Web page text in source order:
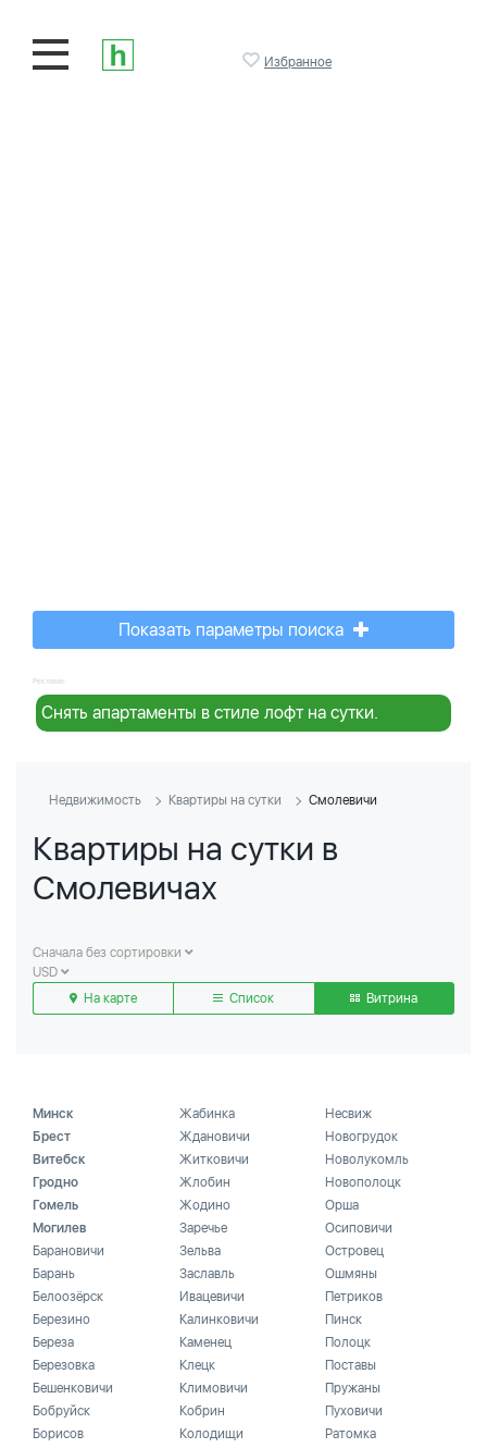
Избранное
Показать параметры поиска
Реклама:
Снять апартаменты в стиле лофт на сутки.
Недвижимость Квартиры на сутки Смолевичи
Квартиры на сутки в
Смолевичах
Сначала без сортировки
USD
На карте
Список Витрина
Минск
Брест
Витебск
Гродно
Гомель
Могилев
Барановичи
Барань
Белоозёрск
Березино
Береза
Березовка
Бешенковичи
Бобруйск
Борисов
Жабинка
Ждановичи
Житковичи
Жлобин
Жодино
Заречье
Зельва
Заславль
Ивацевичи
Калинковичи
Каменец
Клецк
Климовичи
Кобрин
Колодищи
Несвиж
Новогрудок
Новолукомль
Новополоцк
Орша
Осиповичи
Островец
Ошмяны
Петриков
Пинск
Полоцк
Поставы
Пружаны
Пуховичи
Ратомка